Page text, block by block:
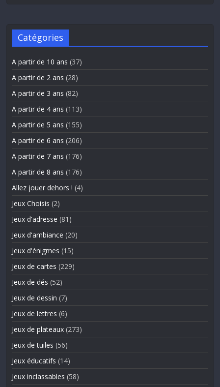
Catégories
A partir de 10 ans (37)
A partir de 2 ans (28)
A partir de 3 ans (82)
A partir de 4 ans (113)
A partir de 5 ans (155)
A partir de 6 ans (206)
A partir de 7 ans (176)
A partir de 8 ans (176)
Allez jouer dehors ! (4)
Jeux Choisis (2)
Jeux d'adresse (81)
Jeux d'ambiance (20)
Jeux d'énigmes (15)
Jeux de cartes (229)
Jeux de dés (52)
Jeux de dessin (7)
Jeux de lettres (6)
Jeux de plateaux (273)
Jeux de tuiles (56)
Jeux éducatifs (14)
Jeux inclassables (58)